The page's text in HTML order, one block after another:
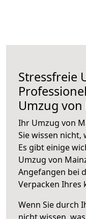
Stressfreie
Umzug
Ihr Umzug von
Sie wissen nicht,
Es gibt einige
Umzug von
Angefangen bei
Verpacken Ihres
Wenn Sie durch